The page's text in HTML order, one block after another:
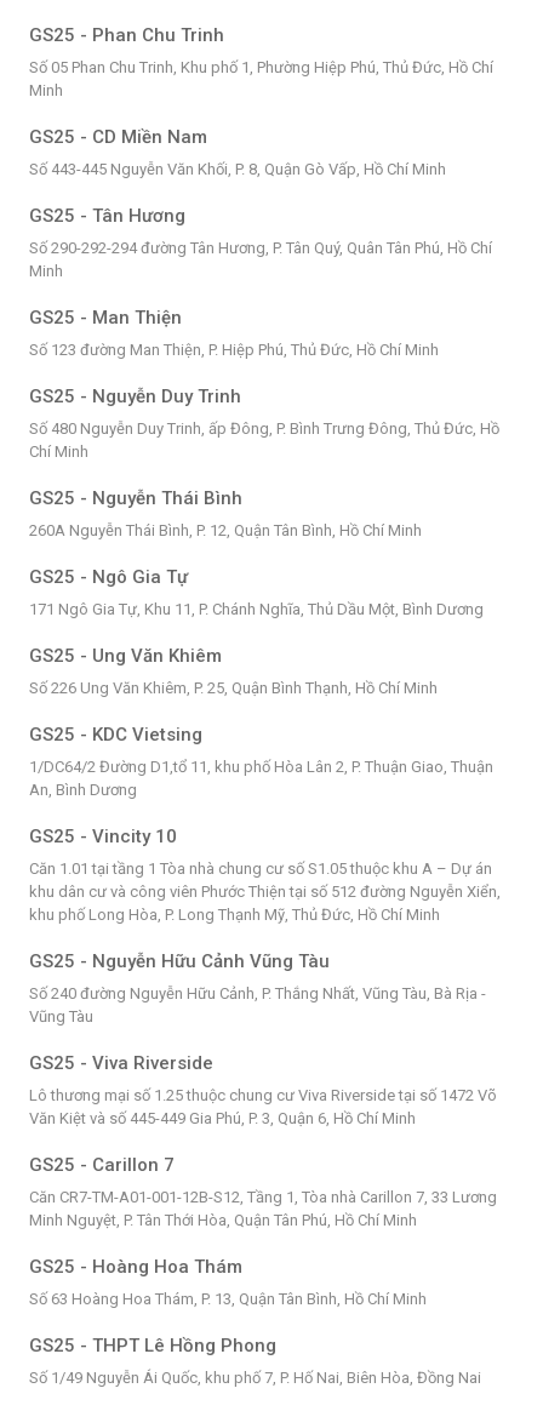
GS25 - Phan Chu Trinh
Số 05 Phan Chu Trinh, Khu phố 1, Phường Hiệp Phú, Thủ Đức, Hồ Chí
Minh
GS25 - CD Miền Nam
Số 443-445 Nguyễn Văn Khối, P. 8, Quận Gò Vấp, Hồ Chí Minh
GS25 - Tân Hương
Số 290-292-294 đường Tân Hương, P. Tân Quý, Quân Tân Phú, Hồ Chí
Minh
GS25 - Man Thiện
Số 123 đường Man Thiện, P. Hiệp Phú, Thủ Đức, Hồ Chí Minh
GS25 - Nguyễn Duy Trinh
Số 480 Nguyễn Duy Trinh, ấp Đông, P. Bình Trưng Đông, Thủ Đức, Hồ
Chí Minh
GS25 - Nguyễn Thái Bình
260A Nguyễn Thái Bình, P. 12, Quận Tân Bình, Hồ Chí Minh
GS25 - Ngô Gia Tự
171 Ngô Gia Tự, Khu 11, P. Chánh Nghĩa, Thủ Dầu Một, Bình Dương
GS25 - Ung Văn Khiêm
Số 226 Ung Văn Khiêm, P. 25, Quận Bình Thạnh, Hồ Chí Minh
GS25 - KDC Vietsing
1/DC64/2 Đường D1,tổ 11, khu phố Hòa Lân 2, P. Thuận Giao, Thuận
An, Bình Dương
GS25 - Vincity 10
Căn 1.01 tại tầng 1 Tòa nhà chung cư số S1.05 thuộc khu A – Dự án
khu dân cư và công viên Phước Thiện tại số 512 đường Nguyễn Xiển,
khu phố Long Hòa, P. Long Thạnh Mỹ, Thủ Đức, Hồ Chí Minh
GS25 - Nguyễn Hữu Cảnh Vũng Tàu
Số 240 đường Nguyễn Hữu Cảnh, P. Thắng Nhất, Vũng Tàu, Bà Rịa -
Vũng Tàu
GS25 - Viva Riverside
Lô thương mại số 1.25 thuộc chung cư Viva Riverside tại số 1472 Võ
Văn Kiệt và số 445-449 Gia Phú, P. 3, Quận 6, Hồ Chí Minh
GS25 - Carillon 7
Căn CR7-TM-A01-001-12B-S12, Tầng 1, Tòa nhà Carillon 7, 33 Lương
Minh Nguyệt, P. Tân Thới Hòa, Quận Tân Phú, Hồ Chí Minh
GS25 - Hoàng Hoa Thám
Số 63 Hoàng Hoa Thám, P. 13, Quận Tân Bình, Hồ Chí Minh
GS25 - THPT Lê Hồng Phong
Số 1/49 Nguyễn Ái Quốc, khu phố 7, P. Hố Nai, Biên Hòa, Đồng Nai